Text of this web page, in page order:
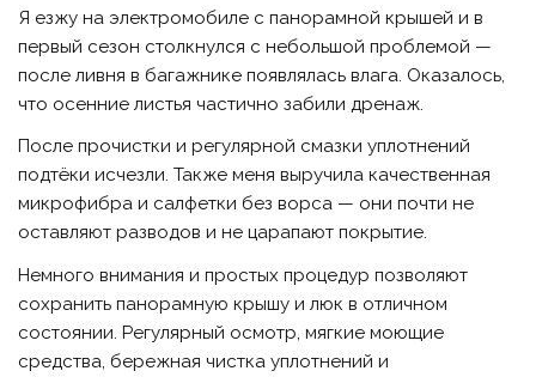
Я езжу на электромобиле с панорамной крышей и в
первый сезон столкнулся с небольшой проблемой —
после ливня в багажнике появлялась влага. Оказалось,
что осенние листья частично забили дренаж.
После прочистки и регулярной смазки уплотнений
подтёки исчезли. Также меня выручила качественная
микрофибра и салфетки без ворса — они почти не
оставляют разводов и не царапают покрытие.
Немного внимания и простых процедур позволяют
сохранить панорамную крышу и люк в отличном
состоянии. Регулярный осмотр, мягкие моющие
средства, бережная чистка уплотнений и